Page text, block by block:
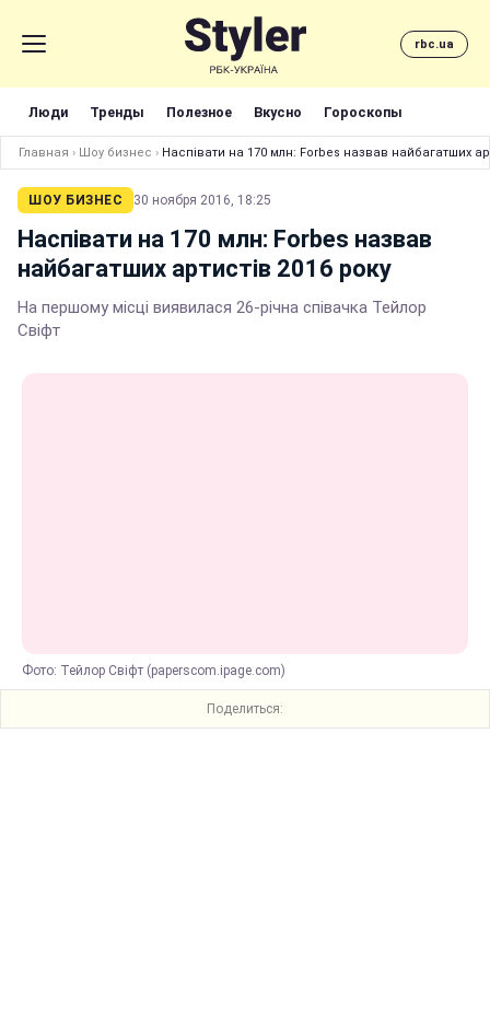
rbc.ua
Люди Тренды Полезное Вкусно Гороскопы
Главная › Шоу бизнес › Наспівати на 170 млн: Forbes назвав найбагатших
ШОУ БИЗНЕС 30 ноября 2016, 18:25
Наспівати на 170 млн: Forbes назвав
найбагатших артистів 2016 року
На першому місці виявилася 26-річна співачка Тейлор
Свіфт
Фото: Тейлор Свіфт (paperscom.ipage.com)
Поделиться: